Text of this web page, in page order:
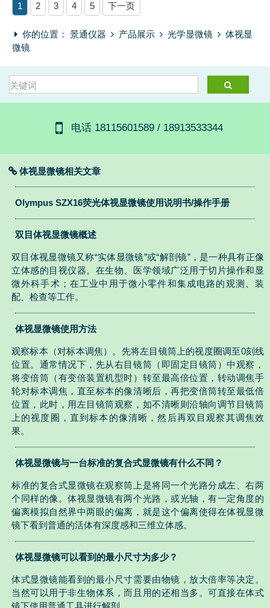
1 2 3 4 5 下一页
你的位置： 景通仪器 产品展示 光学显微镜
体视显
微镜
电话 18115601589 / 18913533344
体视显微镜相关文章
Olympus SZX16荧光体视显微镜使用说明书/操作手册
双目体视显微镜概述
双目体视显微镜又称“实体显微镜”或“解剖镜”，是一种具有正像
立体感的目视仪器。在生物、医学领域广泛用于切片操作和显
微外科手术；在工业中用于微小零件和集成电路的观测、装
配、检查等工作。
体视显微镜使用方法
观察标本（对标本调焦）。先将左目镜筒上的视度圈调至0刻线
位置。通常情况下，先从右目镜筒（即固定目镜筒）中观察，
将变倍筒（有变倍装置机型时）转至最高倍位置，转动调焦手
轮对标本调焦，直至标本的像清晰后，再把变倍筒转至最低倍
位置，此时，用左目镜筒观察，如不清晰则沿轴向调节目镜筒
上的视度圈，直到标本的像清晰，然后再双目观察其调焦效
果。
体视显微镜与一台标准的复合式显微镜有什么不同？
标准的复合式显微镜在观察筒上是将同一个光路分成左、右两
个同样的像。体视显微镜有两个光路，或光轴，有一定角度的
偏离模拟自然界中两眼的偏离，就是这个偏离使得在体视显微
镜下看到普通的活体有深度感和三维立体感。
体视显微镜可以看到的最小尺寸为多少？
体式显微镜能看到的最小尺寸需要由物镜，放大倍率等决定。
当然可以用于非生物体系，而且用的还相当多。可直接在体式
镜下使用普通工具进行解剖。